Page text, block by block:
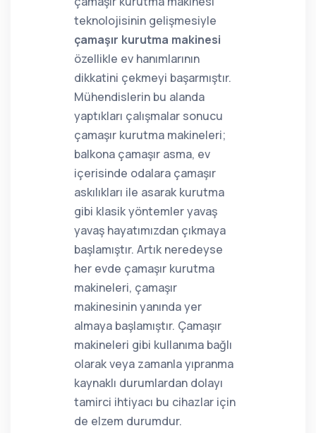
teknolojisinin gelişmesiyle
çamaşır kurutma makinesi
özellikle ev hanımlarının
dikkatini çekmeyi başarmıştır.
Mühendislerin bu alanda
yaptıkları çalışmalar sonucu
çamaşır kurutma makineleri;
balkona çamaşır asma, ev
içerisinde odalara çamaşır
askılıkları ile asarak kurutma
gibi klasik yöntemler yavaş
yavaş hayatımızdan çıkmaya
başlamıştır. Artık neredeyse
her evde çamaşır kurutma
makineleri, çamaşır
makinesinin yanında yer
almaya başlamıştır. Çamaşır
makineleri gibi kullanıma bağlı
olarak veya zamanla yıpranma
kaynaklı durumlardan dolayı
tamirci ihtiyacı bu cihazlar için
de elzem durumdur.